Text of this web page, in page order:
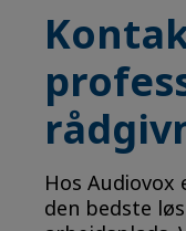
Hos
den bedste